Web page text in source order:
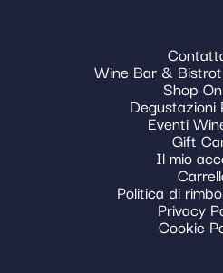
Wine Bar &
Shop
Degustazioni
Eventi
Gift
Il mio
Politica di
Privacy
Cookie